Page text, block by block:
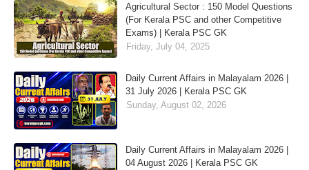
Agricultural Sector : 150 Model Questions
(For Kerala PSC and other Competitive
Exams) | Kerala PSC GK
Friday, July 04, 2025
Daily Current Affairs in Malayalam 2026 |
31 July 2026 | Kerala PSC GK
Sunday, August 02, 2026
Daily Current Affairs in Malayalam 2026 |
04 August 2026 | Kerala PSC GK